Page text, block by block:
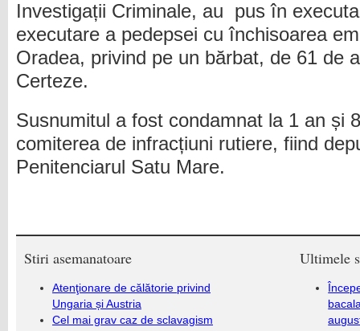
Investigații Criminale, au pus în
executare a pedepsei cu închisoarea
Oradea, privind pe un bărbat, de 61 de
Certeze.
Susnumitul a fost condamnat la 1 an și
comiterea de infracțiuni rutiere, fiind
Penitenciarul Satu Mare.
Stiri asemanatoare
Atenţionare de călătorie privind
Ungaria și Austria
Cel mai grav caz de sclavagism
Ultimele